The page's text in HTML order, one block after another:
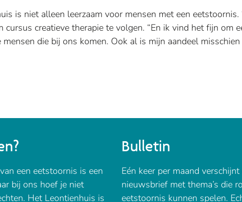
is niet alleen leerzaam voor mensen met een eetstoornis.
creatieve therapie te volgen. “En ik vind het fijn om
die bij ons komen. Ook al is mijn aandeel
een eetstoornis is een
bij ons hoef je niet
Het Leontienhuis is
Bulletin
Eén keer per maand verschijnt
nieuwsbrief met thema’s die
eetstoornis kunnen spelen.